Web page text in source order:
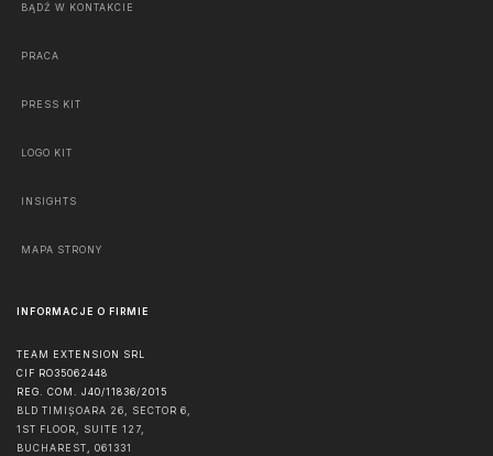
BĄDŹ W KONTAKCIE
PRACA
PRESS KIT
LOGO KIT
INSIGHTS
MAPA STRONY
INFORMACJE O FIRMIE
TEAM EXTENSION SRL
CIF RO35062448
REG. COM. J40/11836/2015
BLD TIMIȘOARA 26, SECTOR 6,
1ST FLOOR, SUITE 127,
BUCHAREST, 061331